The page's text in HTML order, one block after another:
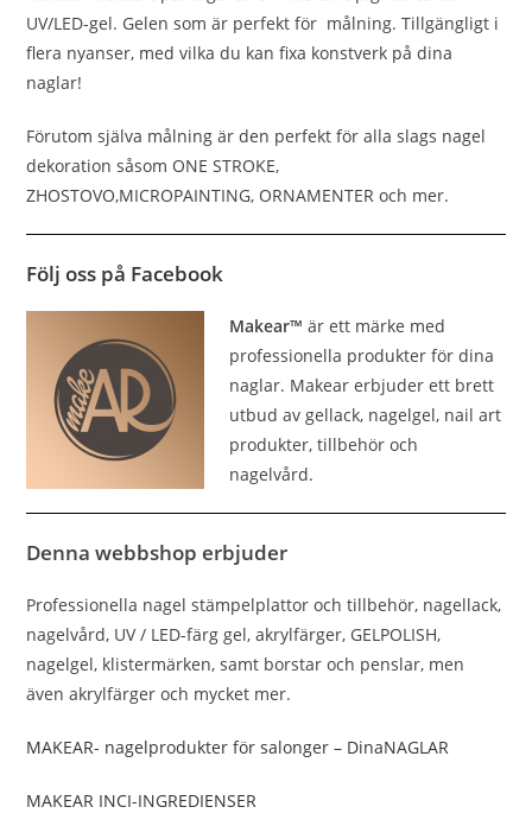
UV/LED-gel. Gelen som är perfekt för målning. Tillgängligt i
flera nyanser, med vilka du kan fixa konstverk på dina
naglar!
Förutom själva målning är den perfekt för alla slags nagel
dekoration såsom ONE STROKE,
ZHOSTOVO,MICROPAINTING, ORNAMENTER och mer.
Följ oss på Facebook
Makear™ är ett märke med
professionella produkter för dina
naglar. Makear erbjuder ett brett
utbud av gellack, nagelgel, nail art
produkter, tillbehör och
nagelvård.
Denna webbshop erbjuder
Professionella nagel stämpelplattor och tillbehör, nagellack,
nagelvård, UV / LED-färg gel, akrylfärger, GELPOLISH,
nagelgel, klistermärken, samt borstar och penslar, men
även akrylfärger och mycket mer.
MAKEAR- nagelprodukter för salonger – DinaNAGLAR
MAKEAR INCI-INGREDIENSER